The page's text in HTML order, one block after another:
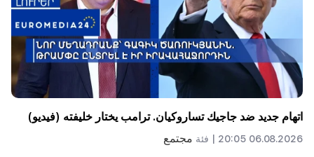
اتهام جديد ضد جاجيك تساروكيان. ترامب يختار خليفته (فيديو)
06.08.2026 20:05 | فئة مجتمع